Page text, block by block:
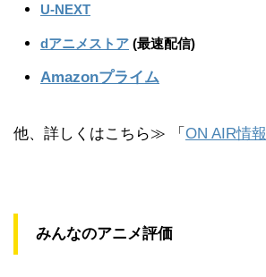
U-NEXT
dアニメストア (最速配信)
Amazonプライム
他、詳しくはこちら≫ 「 ON AIR情報
みんなのアニメ評価